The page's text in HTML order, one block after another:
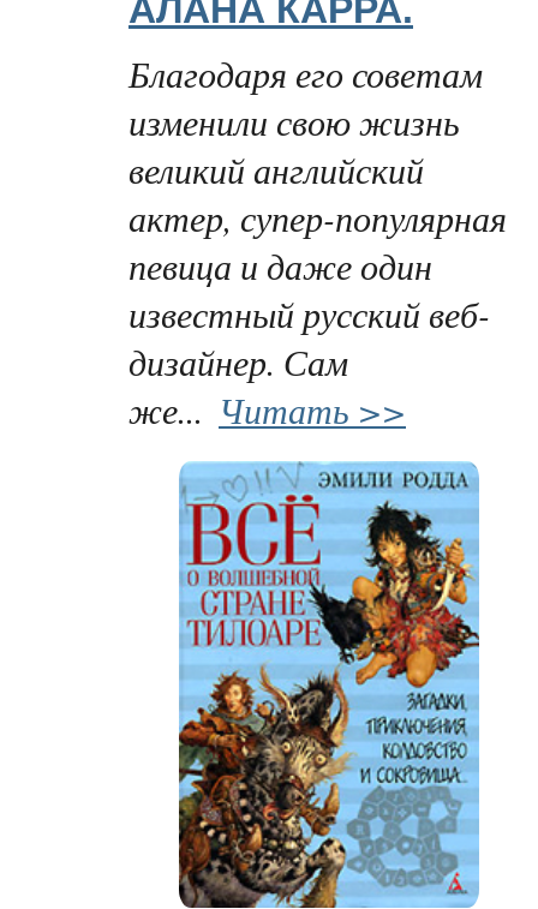
АЛАНА КАРРА.
Благодаря его советам
изменили свою жизнь
великий английский
актер, супер-популярная
певица и даже один
известный русский веб-
дизайнер. Сам
же... Читать >>